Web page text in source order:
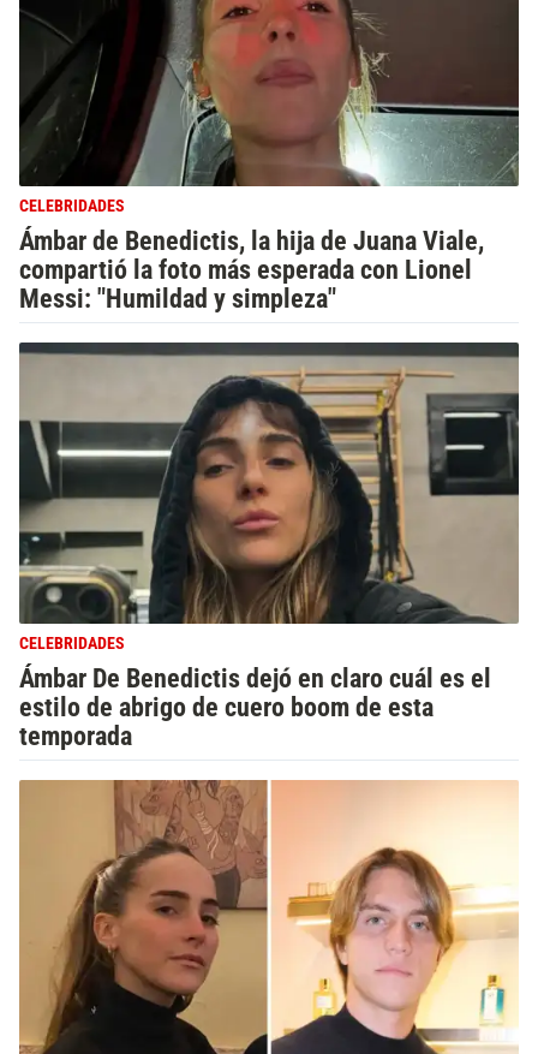
CELEBRIDADES
Ámbar de Benedictis, la hija de Juana Viale,
compartió la foto más esperada con Lionel
Messi: "Humildad y simpleza"
CELEBRIDADES
Ámbar De Benedictis dejó en claro cuál es el
estilo de abrigo de cuero boom de esta
temporada